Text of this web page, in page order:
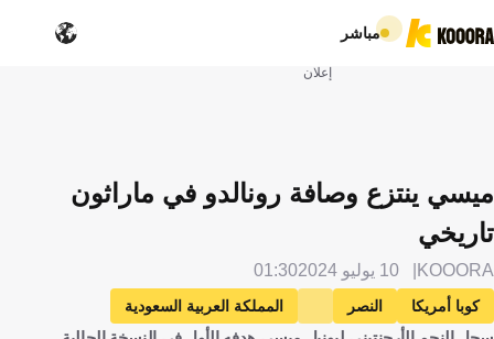
مباشر
إعلان
ميسي ينتزع وصافة رونالدو في ماراثون
تاريخي
KOOORA 10 يوليو 2024 01:30
كوبا أمريكا النصر
المملكة العربية السعودية